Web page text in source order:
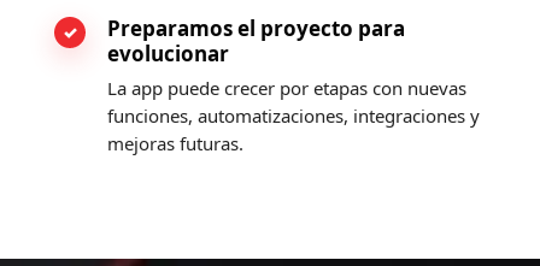
Preparamos el proyecto para
evolucionar
La app puede crecer por etapas con nuevas
funciones, automatizaciones, integraciones y
mejoras futuras.